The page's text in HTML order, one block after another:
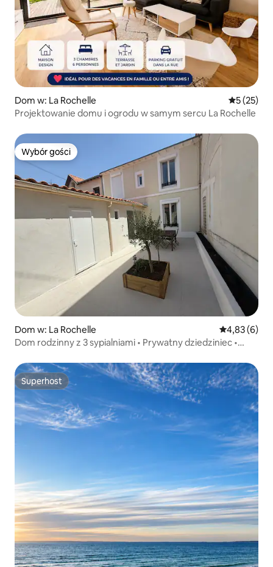
Dom w: La Rochelle Średnia
5 (25)
Projektowanie domu i ogrodu w samym sercu La Rochelle
Wybór gości
Wybór gości
Dom w: La Rochelle Średnia
4,83 (6)
Dom rodzinny z 3 sypialniami • Prywatny dziedziniec •
Superhost
Superhost